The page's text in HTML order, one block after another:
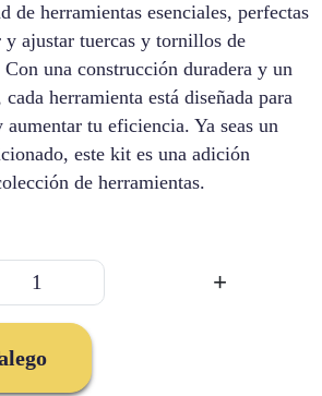
de herramientas esenciales, perfectas
y ajustar tuercas y tornillos de
una construcción duradera y un
herramienta está diseñada para
tu eficiencia. Ya seas un
este kit es una adición
de herramientas.
Kit
De
+